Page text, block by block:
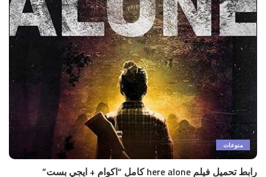
منوعات
رابط تحميل فيلم here alone كامل “اكوام + ايجي بست”